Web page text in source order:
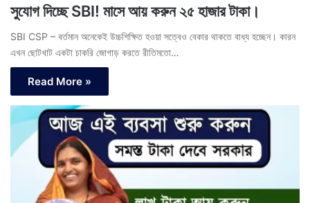
সুযোগ দিচ্ছে SBI! মাসে আয় করুন ২৫ হাজার টাকা।
SBI CSP – বর্তমান অনেকেই উচ্চশিক্ষিত হওয়া সত্বেও বেকার থাকতে বাধ্য হচ্ছেন। কারন
এখন ছোটখাট একটা চাকরি জোগাড় করতে রীতিমতো…
Read More »